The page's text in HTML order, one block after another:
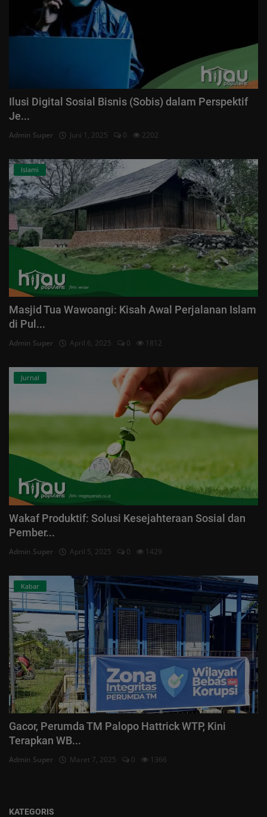
Ilusi Digital Sosial Bisnis (Sobis) dalam Perspektif
Je...
Admin Super Juni 1, 2025 0 2202
Islami
Masjid Tua Wawoangi: Kisah Awal Perjalanan Islam
di Pul...
Admin Super April 6, 2025 0 1812
Jurnal
Wakaf Produktif: Solusi Kesejahteraan Sosial dan
Pember...
Admin Super April 5, 2025 0 1429
Kabar
Gacor, Perumda TM Palopo Hattrick WTP, Kini
Terapkan WB...
Admin Super Maret 7, 2025 0 1366
KATEGORIS